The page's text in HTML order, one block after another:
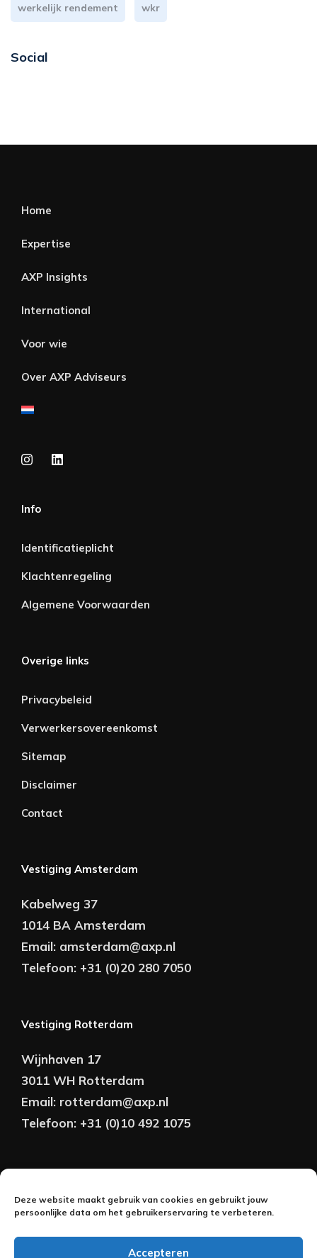
Deze website maakt gebruik van cookies en gebruikt jouw
persoonlijke data om het gebruikerservaring te verbeteren.
Accepteren
werkelijk rendement wkr
Social
Home
Expertise
AXP Insights
International
Voor wie
Over AXP Adviseurs
Info
Identificatieplicht
Klachtenregeling
Algemene Voorwaarden
Overige links
Privacybeleid
Verwerkersovereenkomst
Sitemap
Disclaimer
Contact
Vestiging Amsterdam
Kabelweg 37
1014 BA Amsterdam
Email: amsterdam@axp.nl
Telefoon: +31 (0)20 280 7050
Vestiging Rotterdam
Wijnhaven 17
3011 WH Rotterdam
Email: rotterdam@axp.nl
Telefoon: +31 (0)10 492 1075
Onderhoud: